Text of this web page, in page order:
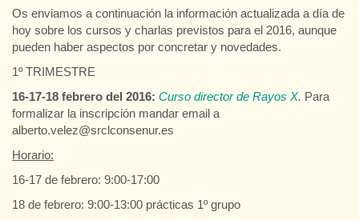
Os enviamos a continuación la información actualizada a día de
hoy sobre los cursos y charlas previstos para el 2016, aunque
pueden haber aspectos por concretar y novedades.
1º TRIMESTRE
16-17-18 febrero del 2016: Curso director de Rayos X. Para
formalizar la inscripción mandar email a
alberto.velez@srclconsenur.es
Horario:
16-17 de febrero: 9:00-17:00
18 de febrero: 9:00-13:00 prácticas 1º grupo